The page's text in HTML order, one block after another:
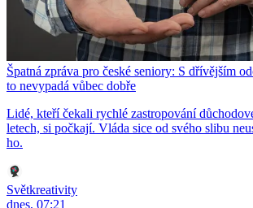
Špatná zpráva pro české seniory: S dřívějším
to nevypadá vůbec dobře
Lidé, kteří čekali rychlé zastropování
letech, si počkají. Vláda sice od svého slibu
ho.
Světkreativity
dnes, 07:21